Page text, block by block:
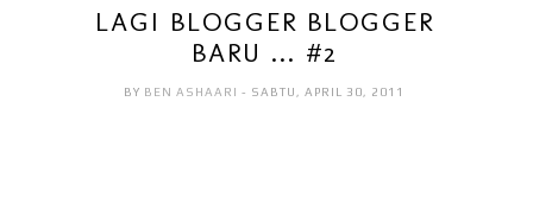
LAGI BLOGGER BLOGGER
BARU ... #2
BY BEN ASHAARI- SABTU, APRIL 30, 2011